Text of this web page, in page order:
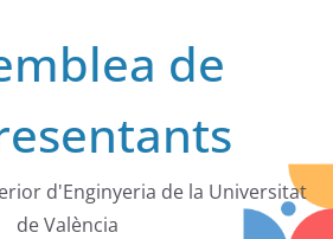
de
d'Enginyeria de la Universitat
de València